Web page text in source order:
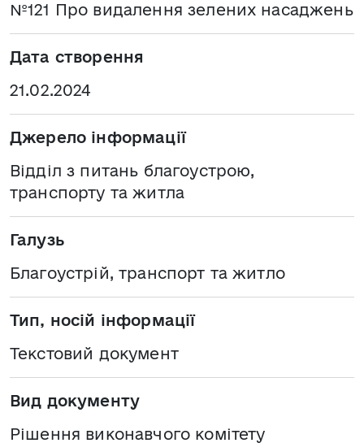
№121 Про видалення зелених насаджень
Дата створення
21.02.2024
Джерело інформації
Відділ з питань благоустрою,
транспорту та житла
Галузь
Благоустрій, транспорт та житло
Тип, носій інформації
Текстовий документ
Вид документу
Рішення виконавчого комітету